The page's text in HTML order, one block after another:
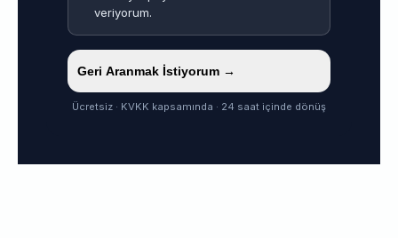
veriyorum.
Geri Aranmak İstiyorum →
Ücretsiz · KVKK kapsamında · 24 saat içinde dönüş